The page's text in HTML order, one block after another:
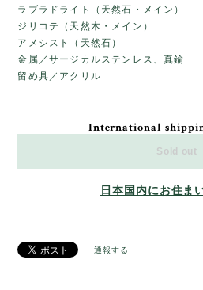
ラブラドライト（天然石・メイン）
ジリコテ（天然木・メイン）
アメシスト（天然石）
金属／サージカルステンレス、真鍮
留め具／アクリル
International
Sold out
日本国内にお住ま
通報する